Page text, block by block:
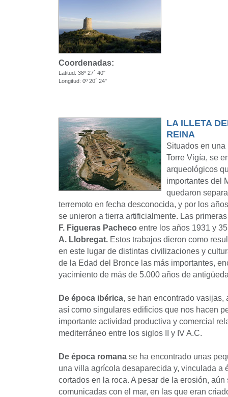
Coordenadas:
Latitud: 38º 27´ 40"
Longitud: 0º 20´ 24"
LA ILLETA
REINA
Situados en
Torre Vigía, se
arqueológicos
importantes del
quedaron
terremoto en fecha desconocida, y por los
se unieron a tierra artificialmente. Las
F. Figueras Pacheco entre los años 1931 y
A. Llobregat. Estos trabajos dieron como
en este lugar de distintas civilizaciones y
de la Edad del Bronce las más importantes,
yacimiento de más de 5.000 años de
De época ibérica, se han encontrado vasijas,
así como singulares edificios que nos hacen
importante actividad productiva y comercial
mediterráneo entre los siglos II y IV A.C.
De época romana se ha encontrado unas
una villa agrícola desaparecida y, vinculada a
cortados en la roca. A pesar de la erosión,
comunicadas con el mar, en las que eran